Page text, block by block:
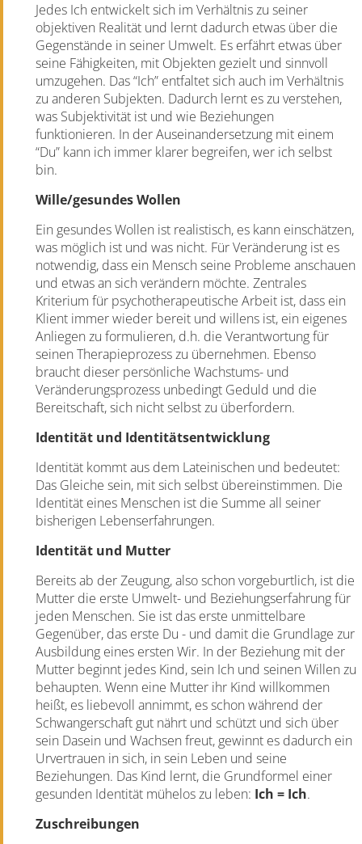
Jedes Ich entwickelt sich im Verhältnis zu seiner
objektiven Realität und lernt dadurch etwas über die
Gegenstände in seiner Umwelt. Es erfährt etwas über
seine Fähigkeiten, mit Objekten gezielt und sinnvoll
umzugehen. Das “Ich” entfaltet sich auch im Verhältnis
zu anderen Subjekten. Dadurch lernt es zu verstehen,
was Subjektivität ist und wie Beziehungen
funktionieren. In der Auseinandersetzung mit einem
“Du” kann ich immer klarer begreifen, wer ich selbst
bin.
Wille/gesundes Wollen
Ein gesundes Wollen ist realistisch, es kann einschätzen,
was möglich ist und was nicht. Für Veränderung ist es
notwendig, dass ein Mensch seine Probleme anschauen
und etwas an sich verändern möchte.Zentrales
Kriterium für psychotherapeutische Arbeit ist, dass ein
Klient immer wieder bereit und willens ist, ein eigenes
Anliegen zu formulieren, d.h. die Verantwortung für
seinen Therapieprozess zu übernehmen. Ebenso
braucht dieser persönliche Wachstums- und
Veränderungsprozess unbedingt Geduld und die
Bereitschaft, sich nicht selbst zu überfordern.
Identität und Identitätsentwicklung
Identität kommt aus dem Lateinischen und bedeutet:
Das Gleiche sein, mit sich selbst übereinstimmen. Die
Identität eines Menschen ist die Summe all seiner
bisherigen Lebenserfahrungen.
Identität und Mutter
Bereits ab der Zeugung, also schon vorgeburtlich, ist die
Mutter die erste Umwelt- und Beziehungserfahrung für
jeden Menschen. Sie ist das erste unmittelbare
Gegenüber, das erste Du - und damit die Grundlage zur
Ausbildung eines ersten Wir. In der Beziehung mit der
Mutter beginnt jedes Kind, sein Ich und seinen Willen zu
behaupten. Wenn eine Mutter ihr Kind willkommen
heißt, es liebevoll annimmt, es schon während der
Schwangerschaft gut nährt und schützt und sich über
sein Dasein und Wachsen freut, gewinnt es dadurch ein
Urvertrauen in sich, in sein Leben und seine
Beziehungen. Das Kind lernt, die Grundformel einer
gesunden Identität mühelos zu leben: Ich = Ich.
Zuschreibungen